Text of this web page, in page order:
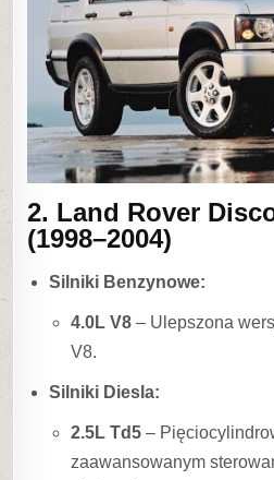
2. Land Rover
(1998–2004)
Silniki Benzynowe:
4.0L V8 – Ulepszona
V8.
Silniki Diesla:
2.5L Td5 –
zaawansowanym